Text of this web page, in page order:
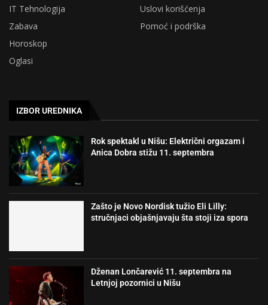
IT Tehnologija
Uslovi korišćenja
Zabava
Pomoć i podrška
Horoskop
Oglasi
IZBOR UREDNIKA
Rok spektakl u Nišu: Električni orgazam i
Anica Dobra stižu 11. septembra
Zašto je Novo Nordisk tužio Eli Lilly:
stručnjaci objašnjavaju šta stoji iza spora
Dženan Lončarević 11. septembra na
Letnjoj pozornici u Nišu